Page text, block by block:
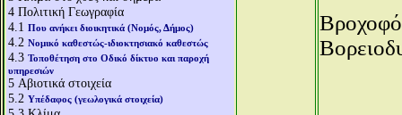
4 Πολιτική Γεωγραφία
4.1 Που ανήκει διοικητικά (Νομός, Δήμος)
4.2 Νομικό καθεστώς-ιδιοκτησιακό καθεστώς
4.3 Τοποθέτηση στο Οδικό δίκτυο και παροχή
υπηρεσιών
5 Αβιοτικά στοιχεία
5.2 Υπέδαφος (γεωλογικά στοιχεία)